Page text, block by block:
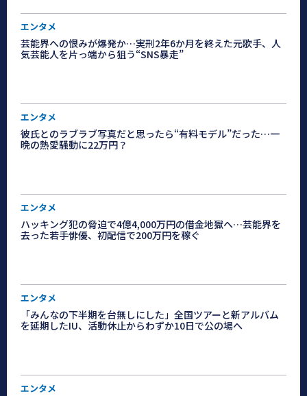
エンタメ
芸能界への恨みが爆発か…実刑2年6か月を終えた元歌手、人
気芸能人を片っ端から狙う“SNS暴走”
エンタメ
彼氏とのラブラブ写真だと思ったら“有料モデル”だった…一
晩の熱愛騒動に22万円？
エンタメ
ハッキング犯の脅迫で4億4,000万円の借金地獄へ…芸能界を
去った若手俳優、初配信で200万円を稼ぐ
エンタメ
「みんなの下半期を台無しにした」全国ツアーと新アルバム
を延期したIU、活動休止からわずか10日で公の場へ
エンタメ